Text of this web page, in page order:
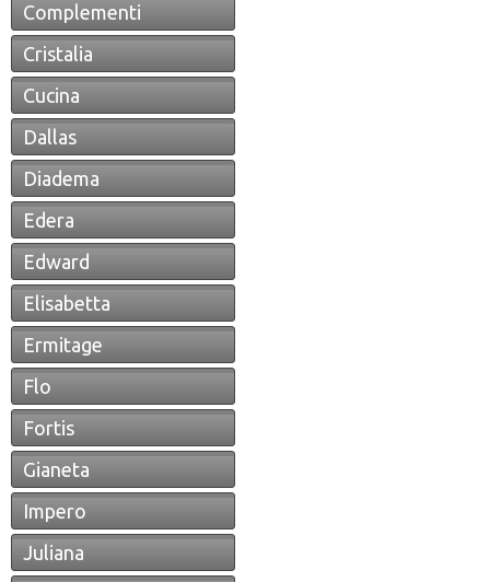
Complementi
Cristalia
Cucina
Dallas
Diadema
Edera
Edward
Elisabetta
Ermitage
Flo
Fortis
Gianeta
Impero
Juliana